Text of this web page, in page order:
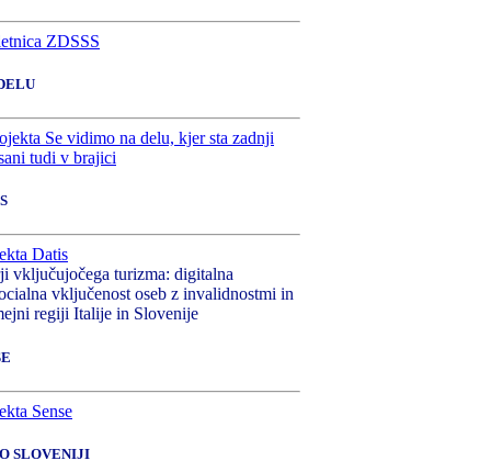
vključujočega turizma: digitalna
vključenost oseb z invalidnostmi in
regiji Italije in Slovenije
SLOVENIJI